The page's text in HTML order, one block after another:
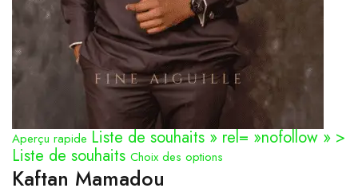
Aperçu rapide Liste de souhaits » rel= »nofollow » >
Liste de souhaits Choix des options
Kaftan Mamadou